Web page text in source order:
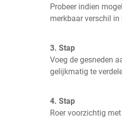
Probeer indien
merkbaar verschil
3. Stap
Voeg de gesneden
gelijkmatig te
4. Stap
Roer voorzichtig